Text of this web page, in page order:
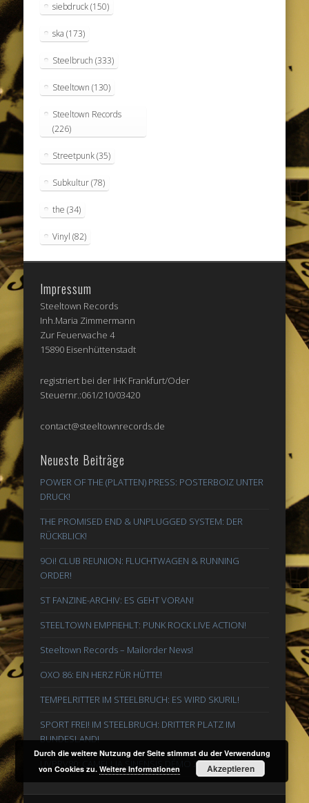
siebdruck(150)
ska (173)
Steelbruch (333)
Steeltown (130)
Steeltown Records
(226)
Streetpunk(35)
Subkultur(78)
the (34)
Vinyl (82)
Impressum
Steeltown Records
Inh.Maria Zimmermann
Zur Feuerwache 4
15890 Eisenhüttenstadt
registriert bei der IHK Frankfurt/Oder
Steuernr.:061/210/03420
contact@steeltownrecords.de
Neueste Beiträge
POWER OF THE (PLATTEN) PRESS: POSTERBOIZ UNTER
DRUCK!
THE PROMISED END & UNPLUGGED SYSTEM: DER
RÜCKBLICK!
9Oi! CLUB REUNION: FLUCHTWAGEN & RUNNING
ORDER!
ST FANZINE-ARCHIV: ES GEHT VORAN!
STEELTOWN EMPFIEHLT: PUNK ROCK LIVE ACTION!
Steeltown Records – Mailorder News!
OXO 86: EIN HERZ FÜR HÜTTE!
TEMPELRITTER IM STEELBRUCH: ES WIRD SKURIL!
SPORT FREI! IM STEELBRUCH: DRITTER PLATZ IM
BUNDESLAND!
UVPRV80: CAMELLIA SINENSIS DÉMO 2023 7″EP
Durch die weitere Nutzung der Seite stimmst du der Verwendung
von Cookies zu.Weitere Informationen Akzeptieren